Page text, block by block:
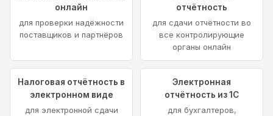
онлайн
для проверки надёжности
поставщиков и партнёров
отчётность
для сдачи отчётности во
все контролирующие
органы онлайн
Налоговая отчётность в
электронном виде
для электронной сдачи
Электронная
отчётность из 1С
для бухгалтеров,